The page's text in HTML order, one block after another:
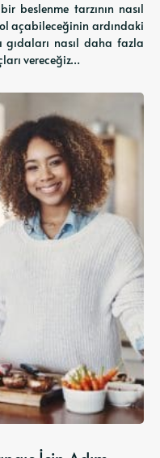
beslenme tarzının nasıl
açabileceğinin ardındaki
nasıl daha fazla
vereceğiz…